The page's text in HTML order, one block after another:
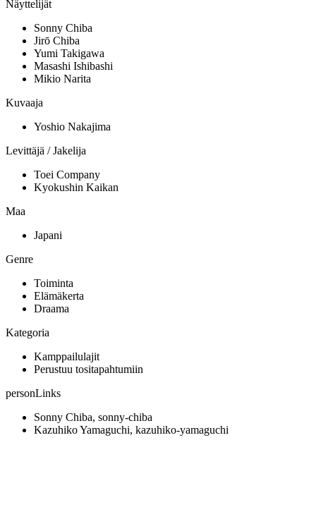
Näyttelijät
Sonny Chiba
Jirō Chiba
Yumi Takigawa
Masashi Ishibashi
Mikio Narita
Kuvaaja
Yoshio Nakajima
Levittäjä / Jakelija
Toei Company
Kyokushin Kaikan
Maa
Japani
Genre
Toiminta
Elämäkerta
Draama
Kategoria
Kamppailulajit
Perustuu tositapahtumiin
personLinks
Sonny Chiba, sonny-chiba
Kazuhiko Yamaguchi, kazuhiko-yamaguchi